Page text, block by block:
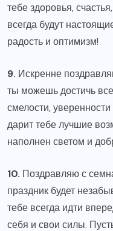
тебе здоровья,
всегда будут
радость и оптимизм!
9. Искренне
ты можешь достичь
смелости,
дарит тебе лучшие
наполнен светом и
10. Поздравляю с
праздник будет
тебе всегда идти
себя и свои силы.